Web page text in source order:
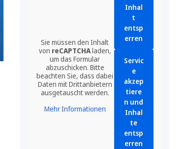
Sie müssen den Inhalt
von reCAPTCHAladen,
um das Formular
abzuschicken. Bitte
beachten Sie, dass dabei
Daten mit Drittanbietern
ausgetauscht werden.
Mehr Informationen
Inhal
t
entsp
erren
Servic
e
akzep
tiere
n und
Inhal
te
entsp
erren